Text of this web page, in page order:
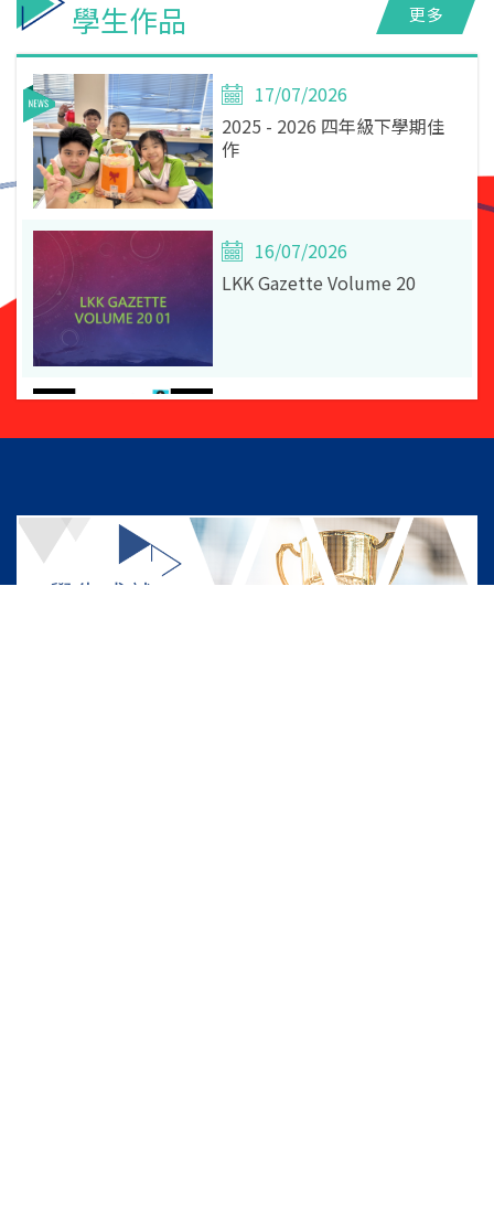
2025-2026《童聲訪友聲》禮
賢計劃
LKK Gazette Volume 20
更多
學生作品
17/07/2026
2025 - 2026 四年級下學期佳
作
16/07/2026
LKK Gazette Volume 20
22/01/2026
2025 - 2026 視藝科上學期佳
22/01/2026